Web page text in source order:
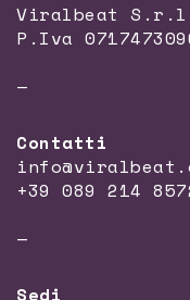
Viralbeat
P.Iva
—
Contatti
+39 089 214
—
Sedi